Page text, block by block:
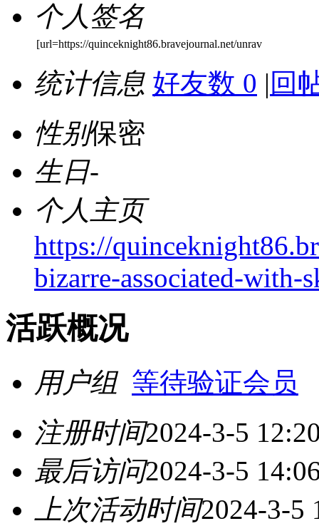
个人签名
[url=https://quinceknight86.bravejournal.net/unrav
统计信息 好友数 0 | 回
性别保密
生日-
个人主页
https://
bizarre-associated-
活跃概况
用户组 等待验证会员
注册时间2024-3-5
最后访问2024-3-5
上次活动时间2024-3-5